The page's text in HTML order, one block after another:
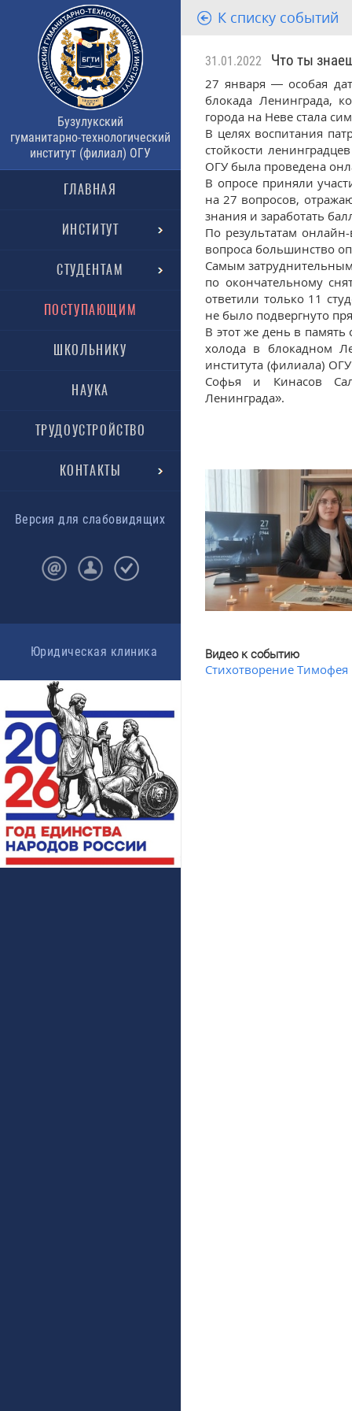
Бузулукский
гуманитарно-технологический
институт (филиал) ОГУ
ГЛАВНАЯ
ИНСТИТУТ
СТУДЕНТАМ
ПОСТУПАЮЩИМ
ШКОЛЬНИКУ
НАУКА
ТРУДОУСТРОЙСТВО
КОНТАКТЫ
Версия для слабовидящих
Юридическая клиника
К списку событий
31.01.2022 Что ты
27 января — особая
блокада Ленинграда,
города на Неве стала
В целях воспитания
стойкости
ОГУ была проведена
В опросе приняли
на 27 вопросов,
знания и заработать
По результатам
вопроса большинство
Самым затруднительным
по окончательному
ответили только 11
не было подвергнуто
В этот же день в
холода в блокадном
института (филиала)
Софья и Кинасов
Ленинграда».
Видео к событию
Стихотворение